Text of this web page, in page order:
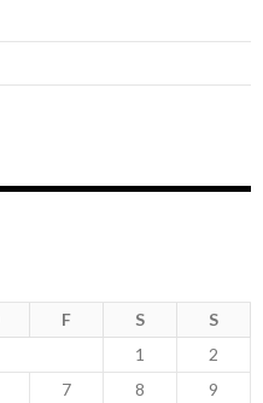
F S
S
1
2
7 8
9